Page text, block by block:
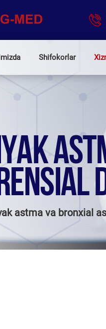
Shifokorlar
astma va bronxial